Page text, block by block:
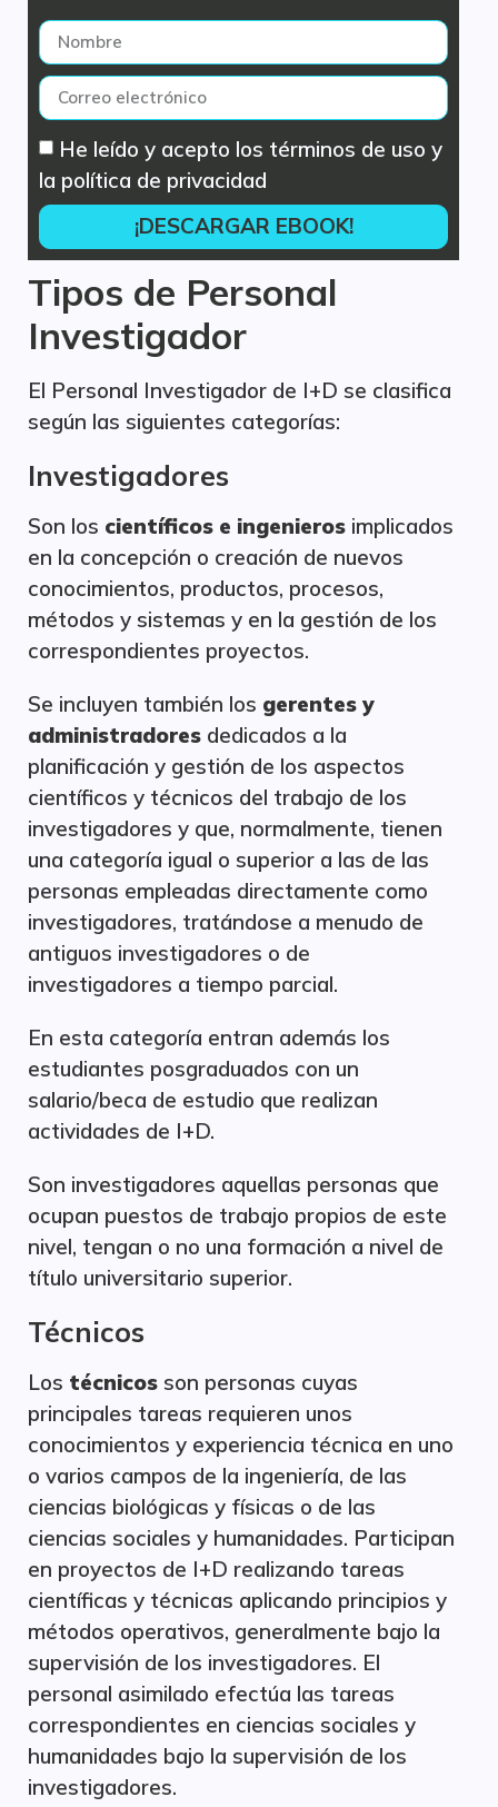
He leído y acepto los términos de uso y
la política de privacidad
¡DESCARGAR EBOOK!
Tipos de Personal
Investigador
El Personal Investigador de I+D se clasifica
según las siguientes categorías:
Investigadores
Son los científicos e ingenieros implicados
en la concepción o creación de nuevos
conocimientos, productos, procesos,
métodos y sistemas y en la gestión de los
correspondientes proyectos.
Se incluyen también los gerentes y
administradores dedicados a la
planificación y gestión de los aspectos
científicos y técnicos del trabajo de los
investigadores y que, normalmente, tienen
una categoría igual o superior a las de las
personas empleadas directamente como
investigadores, tratándose a menudo de
antiguos investigadores o de
investigadores a tiempo parcial.
En esta categoría entran además los
estudiantes posgraduados con un
salario/beca de estudio que realizan
actividades de I+D.
Son investigadores aquellas personas que
ocupan puestos de trabajo propios de este
nivel, tengan o no una formación a nivel de
título universitario superior.
Técnicos
Los técnicos son personas cuyas
principales tareas requieren unos
conocimientos y experiencia técnica en uno
o varios campos de la ingeniería, de las
ciencias biológicas y físicas o de las
ciencias sociales y humanidades. Participan
en proyectos de I+D realizando tareas
científicas y técnicas aplicando principios y
métodos operativos, generalmente bajo la
supervisión de los investigadores. El
personal asimilado efectúa las tareas
correspondientes en ciencias sociales y
humanidades bajo la supervisión de los
investigadores.